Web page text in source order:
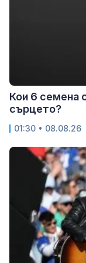
Кои 6 семена
сърцето?
01:30 • 08.08.26